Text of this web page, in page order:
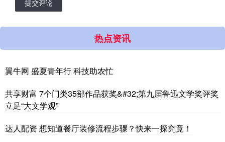
提交评论
热点资讯
翼牛网 盛夏青年行 科技助农忙
共享财富 7个门类35部作品获奖&#32;第九届鲁迅文学奖评奖
立足“大文学观”
达人配资 想知道餐厅装修流程步骤？快来一探究竟！